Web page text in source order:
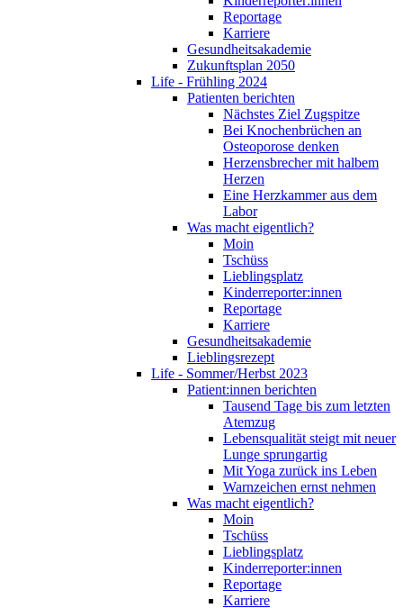
Reportage
Karriere
Gesundheitsakademie
Zukunftsplan 2050
Life - Frühling 2024
Patienten berichten
Nächstes Ziel Zugspitze
Bei Knochenbrüchen an
Osteoporose denken
Herzensbrecher mit halbem
Herzen
Eine Herzkammer aus dem
Labor
Was macht eigentlich?
Moin
Tschüss
Lieblingsplatz
Kinderreporter:innen
Reportage
Karriere
Gesundheitsakademie
Lieblingsrezept
Life - Sommer/Herbst 2023
Patient:innen berichten
Tausend Tage bis zum letzten
Atemzug
Lebensqualität steigt mit neuer
Lunge sprungartig
Mit Yoga zurück ins Leben
Warnzeichen ernst nehmen
Was macht eigentlich?
Moin
Tschüss
Lieblingsplatz
Kinderreporter:innen
Reportage
Karriere